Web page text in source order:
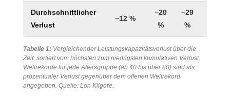
Durchschnittlicher
Verlust
−12 %
−20
%
−29
%
Tabelle 1:Vergleichender Leistungskapazitätsverlust über die
Zeit, sortiert vom höchsten zum niedrigsten kumulativen Verlust.
Weltrekorde für jede Altersgruppe (ab 40 bis über 80) sind als
prozentualer Verlust gegenüber dem offenen Weltrekord
angegeben. Quelle: Lon Kilgore.